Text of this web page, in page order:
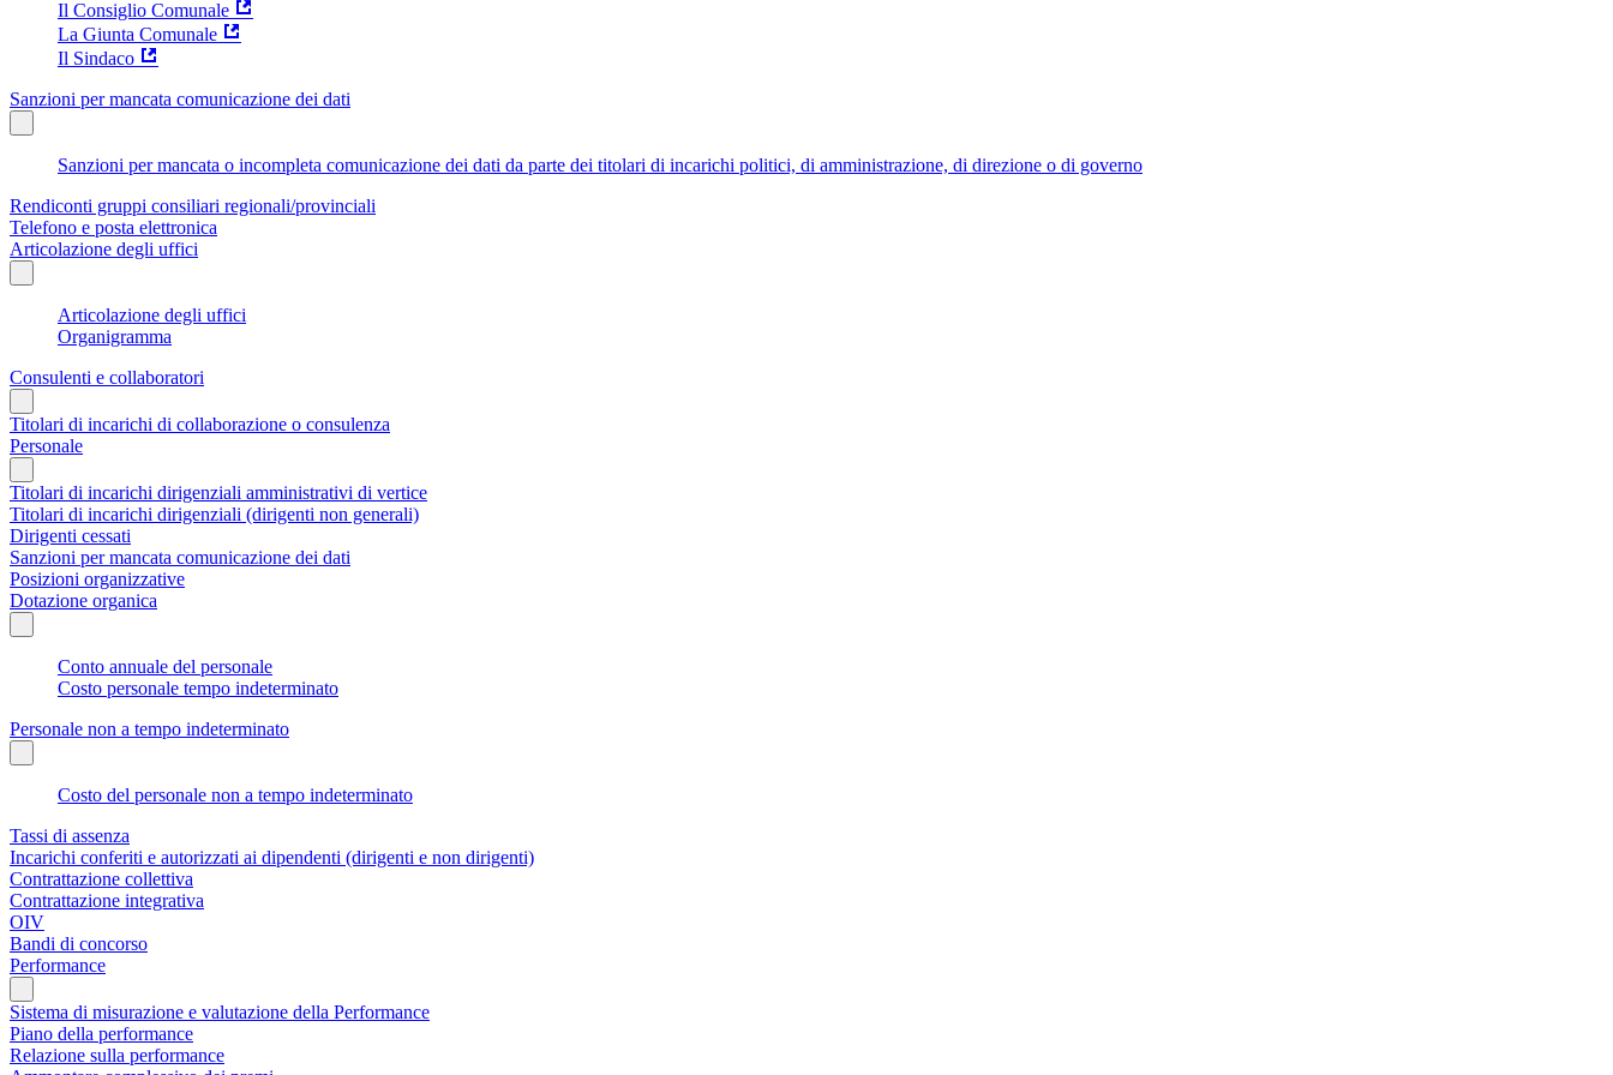
Il Consiglio Comunale
La Giunta Comunale
Il Sindaco
Sanzioni per mancata comunicazione dei dati
Sanzioni per mancata o incompleta comunicazione dei dati da parte dei titolari di incarichi politici, di amministrazione, di direzione o di governo
Rendiconti gruppi consiliari regionali/provinciali
Telefono e posta elettronica
Articolazione degli uffici
Articolazione degli uffici
Organigramma
Consulenti e collaboratori
Titolari di incarichi di collaborazione o consulenza
Personale
Titolari di incarichi dirigenziali amministrativi di vertice
Titolari di incarichi dirigenziali (dirigenti non generali)
Dirigenti cessati
Sanzioni per mancata comunicazione dei dati
Posizioni organizzative
Dotazione organica
Conto annuale del personale
Costo personale tempo indeterminato
Personale non a tempo indeterminato
Costo del personale non a tempo indeterminato
Tassi di assenza
Incarichi conferiti e autorizzati ai dipendenti (dirigenti e non dirigenti)
Contrattazione collettiva
Contrattazione integrativa
OIV
Bandi di concorso
Performance
Sistema di misurazione e valutazione della Performance
Piano della performance
Relazione sulla performance